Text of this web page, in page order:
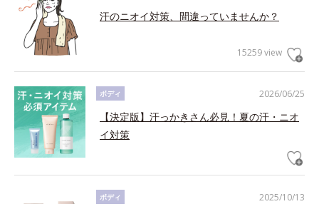
汗のニオイ対策、間違っていませんか？
15259 view
2026/06/25
ボディ
【決定版】汗っかきさん必見！夏の汗・ニオ
イ対策
2025/10/13
ボディ